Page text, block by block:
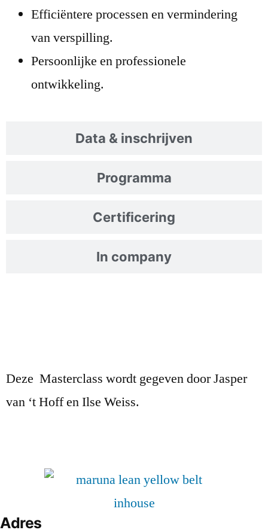
Data & inschrijven
Programma
Certificering
In company
Efficiëntere processen en vermindering
van verspilling.
Persoonlijke en professionele
ontwikkeling.
Deze Masterclass wordt gegeven door Jasper
van ‘t Hoff en Ilse Weiss.
Adres